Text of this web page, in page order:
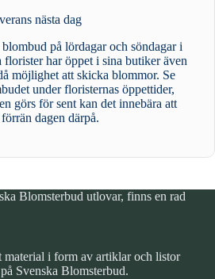
nästa dag
på lördagar och söndagar i
har öppet i sina butiker även
möjlighet att skicka blommor. Se
under floristernas öppettider,
görs för sent kan det innebära att
dagen därpå.
Blomsterbud utlovar, finns en rad
material i form av artiklar och listor
Svenska Blomsterbud.